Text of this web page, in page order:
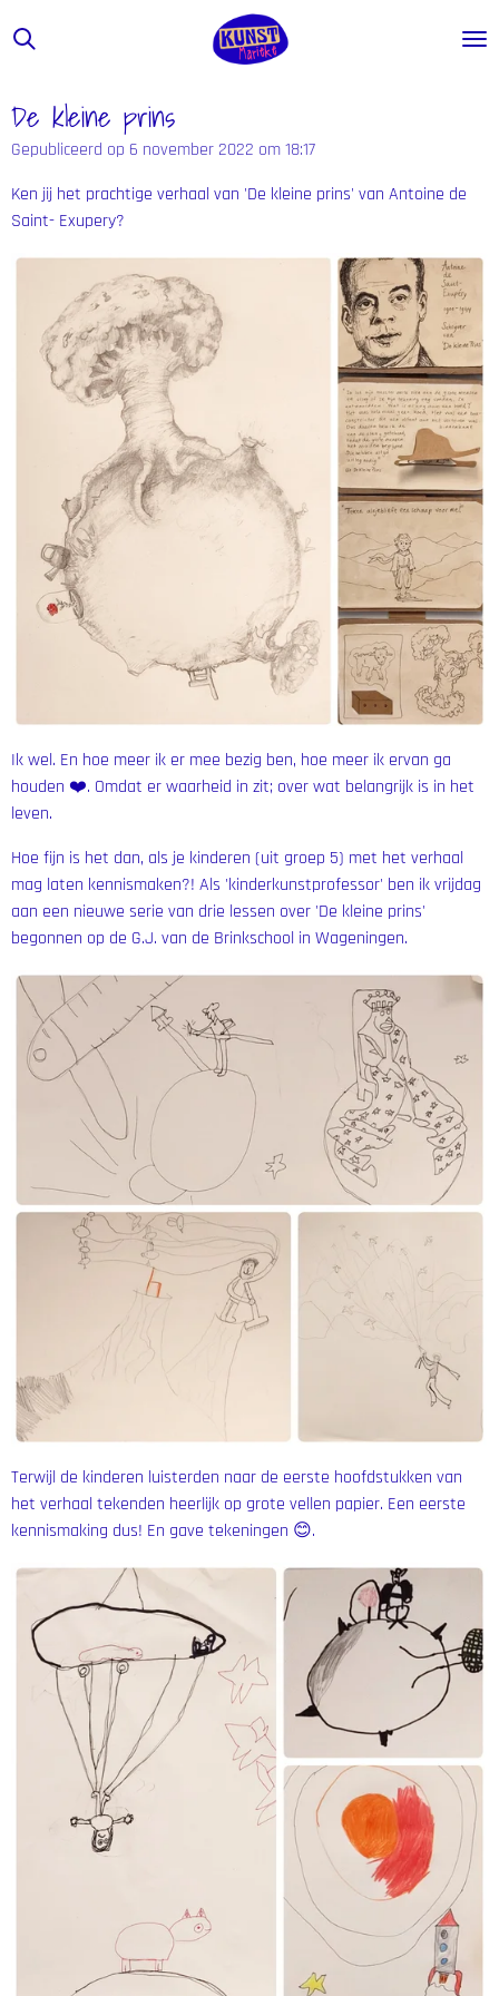
direct
de
hoofdinhoud
De kleine prins
Gepubliceerd op 6 november 2022 om 18:17
Ken jij het prachtige verhaal van 'De kleine prins' van Antoine de
Saint- Exupery?
Ik wel. En hoe meer ik er mee bezig ben, hoe meer ik ervan ga
houden ❤️. Omdat er waarheid in zit; over wat belangrijk is in het
leven.
Hoe fijn is het dan, als je kinderen (uit groep 5) met het verhaal
mag laten kennismaken?! Als 'kinderkunstprofessor' ben ik vrijdag
aan een nieuwe serie van drie lessen over 'De kleine prins'
begonnen op de G.J. van de Brinkschool in Wageningen.
Terwijl de kinderen luisterden naar de eerste hoofdstukken van
het verhaal tekenden heerlijk op grote vellen papier. Een eerste
kennismaking dus! En gave tekeningen 😊.